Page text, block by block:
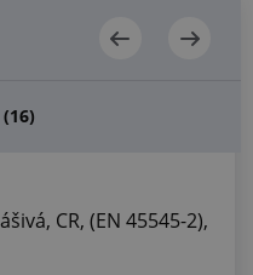
(16)
CR, (EN 45545-2),